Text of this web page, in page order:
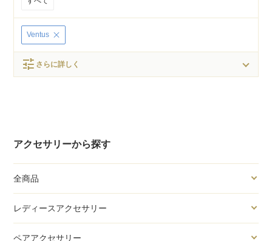
アクセサリーから探す
全商品
レディースアクセサリー
ペアアクセサリー
Ventus
tune さらに詳しく